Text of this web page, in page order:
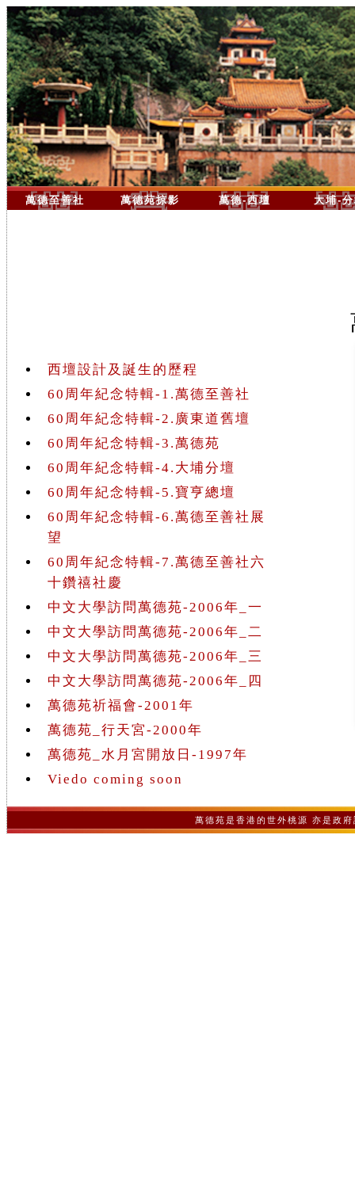
萬德至善社 萬德苑掠影 萬德-西壇 大埔-
西壇設計及誕生的歷程
60周年紀念特輯-1.萬德至善社
60周年紀念特輯-2.廣東道舊壇
60周年紀念特輯-3.萬德苑
60周年紀念特輯-4.大埔分壇
60周年紀念特輯-5.寶亨總壇
60周年紀念特輯-6.萬德至善社展
望
60周年紀念特輯-7.萬德至善社六
十鑽禧社慶
中文大學訪問萬德苑-2006年_一
中文大學訪問萬德苑-2006年_二
中文大學訪問萬德苑-2006年_三
中文大學訪問萬德苑-2006年_四
萬德苑祈福會-2001年
萬德苑_行天宮-2000年
萬德苑_水月宮開放日-1997年
Viedo coming soon
萬德苑是香港的世外桃源 亦是